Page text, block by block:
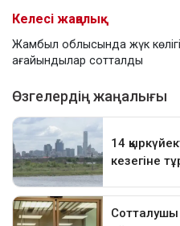
Келесі жаңалық
Жамбыл облысында жүк
ағайындылар сотталды